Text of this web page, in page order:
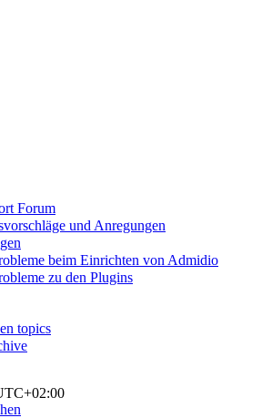
Forum
und Anregungen
beim Einrichten von Admidio
zu den Plugins
topics